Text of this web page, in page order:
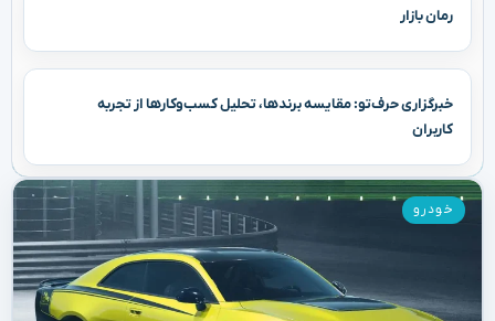
رمان بازار
خبرگزاری حرف‌تو: مقایسه برندها، تحلیل کسب‌وکارها از تجربه
کاربران
خودرو